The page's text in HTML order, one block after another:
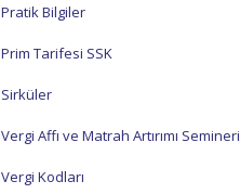
Pratik Bilgiler
Prim Tarifesi SSK
Sirküler
Vergi Affı ve Matrah Artırımı Semineri
Vergi Kodları